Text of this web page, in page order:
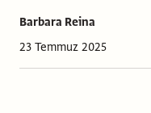
Barbara Reina
23 Temmuz 2025